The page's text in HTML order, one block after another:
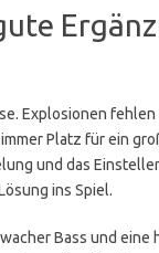
Explosionen
Platz für ein
und das
ins Spiel.
Bass und